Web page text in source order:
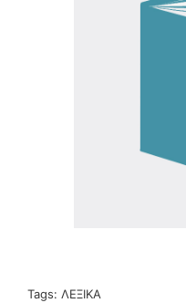
Tags: ΛΕΞΙΚΑ